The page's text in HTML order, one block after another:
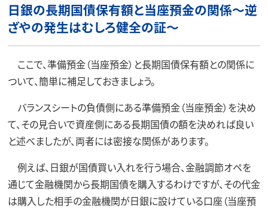
日銀の長期国債保有額と当座預金の関係～逆
ざやの発生はむしろ健全の証～
ここで、準備預金（当座預金）と長期国債保有額との関係に
ついて、簡単に補足しておきましょう。
バランスシートの負債側にある準備預金（当座預金）を決め
て、その見合いで資産側にある長期国債の額を決めれば良い
と述べましたが、両者には密接な関係があります。
例えば、日銀が国債買い入れを行う場合、金融調節オペを
通じて金融機関から長期国債を購入するわけですが、その代金
は購入した相手の金融機関が日銀に設けている口座（当座預